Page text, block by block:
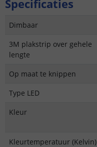
Specificaties
Dimbaar
3M plakstrip over gehele
lengte
Op maat te knippen
Type LED
Kleur
Kleurtemperatuur (Kelvin)